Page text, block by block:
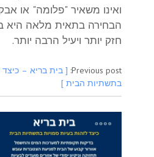
ואינו משאיר "פלומה" או
הבחירה בתאית מלאה היא
חזק יותר ויעיל הרבה יותר.
Previous post: [ בית בריא – כיצד
בתשתיות הבית ]